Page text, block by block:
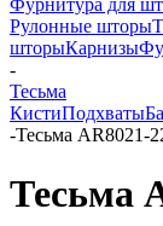
Фурнитура для
Рулонные шторы
шторыКарнизы
-
Тесьма
КистиПодхваты
-Тесьма AR8021-
Тесьма